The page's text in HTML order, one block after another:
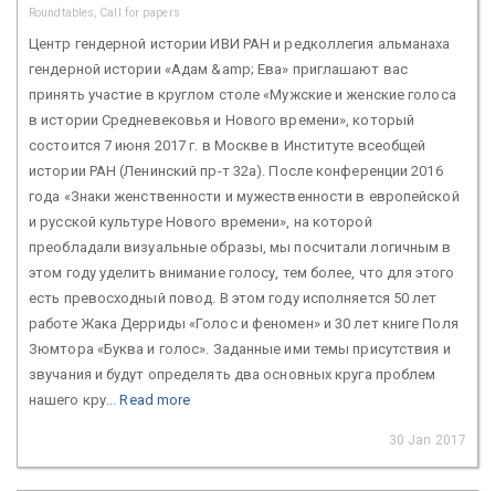
Roundtables, Call for papers
Центр гендерной истории ИВИ РАН и редколлегия альманаха
гендерной истории «Адам &amp; Ева» приглашают вас
принять участие в круглом столе «Мужские и женские голоса
в истории Средневековья и Нового времени», который
состоится 7 июня 2017 г. в Москве в Институте всеобщей
истории РАН (Ленинский пр-т 32а). После конференции 2016
года «Знаки женственности и мужественности в европейской
и русской культуре Нового времени», на которой
преобладали визуальные образы, мы посчитали логичным в
этом году уделить внимание голосу, тем более, что для этого
есть превосходный повод. В этом году исполняется 50 лет
работе Жака Дерриды «Голос и феномен» и 30 лет книге Поля
Зюмтора «Буква и голос». Заданные ими темы присутствия и
звучания и будут определять два основных круга проблем
нашего кру...Read more
30 Jan 2017